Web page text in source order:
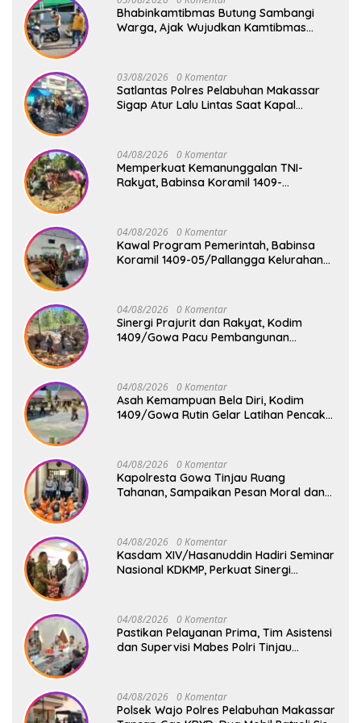
Bhabinkamtibmas Butung Sambangi
Warga, Ajak Wujudkan Kamtibmas
03/08/2026 0 Komentar
Satlantas Polres Pelabuhan Makassar
Sigap Atur Lalu Lintas Saat Kapal
04/08/2026 0 Komentar
Memperkuat Kemanunggalan TNI-
Rakyat, Babinsa Koramil 1409-
04/08/2026 0 Komentar
Kawal Program Pemerintah, Babinsa
Koramil 1409-05/Pallangga Kelurahan
04/08/2026 0 Komentar
Sinergi Prajurit dan Rakyat, Kodim
1409/Gowa Pacu Pembangunan
04/08/2026 0 Komentar
Asah Kemampuan Bela Diri, Kodim
1409/Gowa Rutin Gelar Latihan Pencak
04/08/2026 0 Komentar
Kapolresta Gowa Tinjau Ruang
Tahanan, Sampaikan Pesan Moral dan
04/08/2026 0 Komentar
Kasdam XIV/Hasanuddin Hadiri Seminar
Nasional KDKMP, Perkuat Sinergi
04/08/2026 0 Komentar
Pastikan Pelayanan Prima, Tim Asistensi
dan Supervisi Mabes Polri Tinjau
04/08/2026 0 Komentar
Polsek Wajo Polres Pelabuhan Makassar